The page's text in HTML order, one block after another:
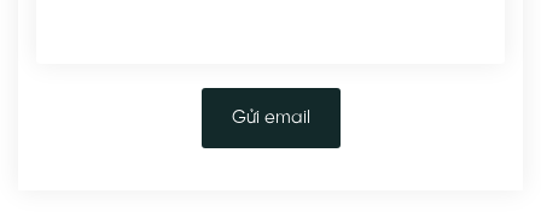
Gửi email